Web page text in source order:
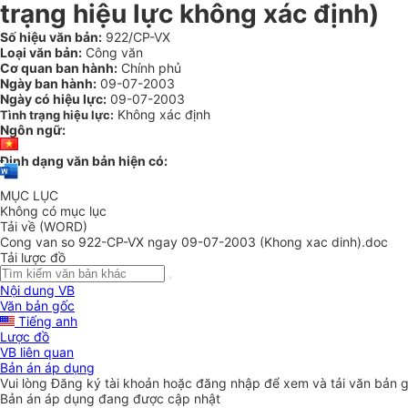
trạng hiệu lực không xác định)
Số hiệu văn bản: 922/CP-VX
Loại văn bản: Công văn
Cơ quan ban hành: Chính phủ
Ngày ban hành: 09-07-2003
Ngày có hiệu lực: 09-07-2003
Tình trạng hiệu lực: Không xác định
Ngôn ngữ:
Định dạng văn bản hiện có:
MỤC LỤC
Không có mục lục
Tải về (WORD)
Cong van so 922-CP-VX ngay 09-07-2003 (Khong xac dinh).doc
Tải lược đồ
Nội dung VB
Văn bản gốc
Tiếng anh
Lược đồ
VB liên quan
Bản án áp dụng
Vui lòngĐăng ký tài khoản hoặc đăng nhập để xem và tải văn bản
Bản án áp dụng đang được cập nhật